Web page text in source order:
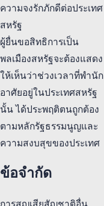
ความจงรักภักดีต่อประเทศ
สหรัฐ
ผู้ยื่นขอสิทธิการเป็น
พลเมืองสหรัฐจะต้องแสดง
ให้เห็นว่าช่วงเวลาที่พำนัก
อาศัยอยู่ในประเทศสหรัฐ
นั้น ได้ประพฤติตนถูกต้อง
ตามหลักรัฐธรรมนูญและ
ความสงบสุขของประเทศ
ข้อจำกัด